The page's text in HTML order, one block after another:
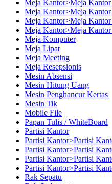
Meja Kantor>Meja Kantor
Meja Kantor>Meja
Meja Kantor>Meja
Meja Kantor>Meja
Meja Komputer
Meja Lipat
Meja Meeting
Meja Resepsionis
Mesin Absensi
Mesin Hitung Uang
Mesin Penghancur Kertas
Mesin Tik
Mobile File
Papan Tulis / WhiteBoard
Partisi Kantor
Partisi Kantor>Partisi
Partisi Kantor>Partisi
Partisi Kantor>Partisi
Partisi Kantor>Partisi
Rak Sepatu